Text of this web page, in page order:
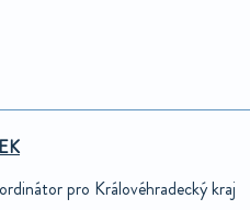
pro Královéhradecký kraj